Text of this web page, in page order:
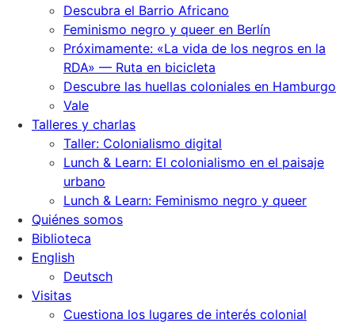
Descubra el Barrio Africano
Feminismo negro y queer en Berlín
Próximamente: «La vida de los negros en la
RDA» — Ruta en bicicleta
Descubre las huellas coloniales en Hamburgo
Vale
Talleres y charlas
Taller: Colonialismo digital
Lunch & Learn: El colonialismo en el paisaje
urbano
Lunch & Learn: Feminismo negro y queer
Quiénes somos
Biblioteca
English
Deutsch
Visitas
Cuestiona los lugares de interés colonial